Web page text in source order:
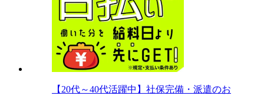
【20代～40代活躍中】社保完備・派遣のお